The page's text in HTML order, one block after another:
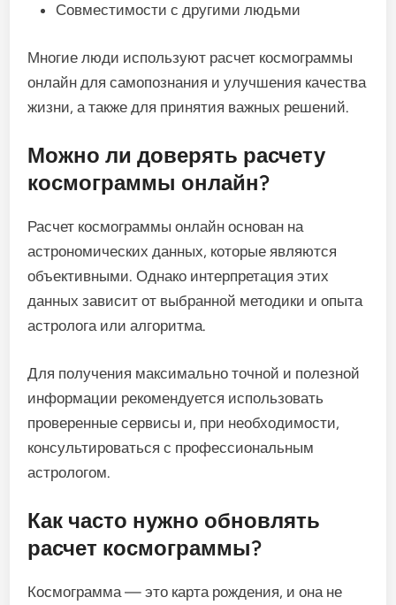
Совместимости с другими людьми
Многие люди используют расчет космограммы
онлайн для самопознания и улучшения качества
жизни, а также для принятия важных решений.
Можно ли доверять расчету
космограммы онлайн?
Расчет космограммы онлайн основан на
астрономических данных, которые являются
объективными. Однако интерпретация этих
данных зависит от выбранной методики и опыта
астролога или алгоритма.
Для получения максимально точной и полезной
информации рекомендуется использовать
проверенные сервисы и, при необходимости,
консультироваться с профессиональным
астрологом.
Как часто нужно обновлять
расчет космограммы?
Космограмма — это карта рождения, и она не